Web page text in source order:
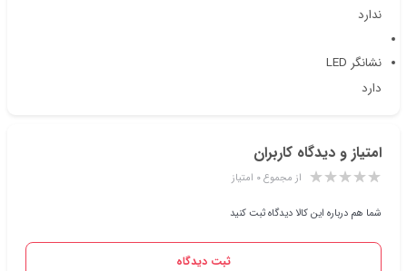
ندارد
نشانگر LED
دارد
امتیاز و دیدگاه کاربران
از مجموع ۰ امتیاز
شما هم درباره این کالا دیدگاه ثبت کنید
ثبت دیدگاه